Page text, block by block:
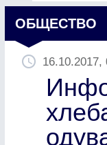
ОБЩЕСТВО
16.10.2017,